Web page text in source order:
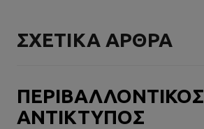
ΣΧΕΤΙΚΑ ΑΡΘΡΑ
ΠΕΡΙΒΑΛΛΟΝΤΙΚΟΣ
ΑΝΤΙΚΤΥΠΟΣ